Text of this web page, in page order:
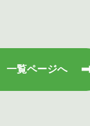
一覧ページへ